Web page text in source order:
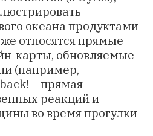
океана продуктами
относятся прямые
карты, обновляемые
(например,
– прямая
реакций и
во время прогулки